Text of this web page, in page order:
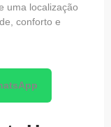
uma localização
conforto e